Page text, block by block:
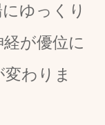
ゆっくり
が優位に
わりま